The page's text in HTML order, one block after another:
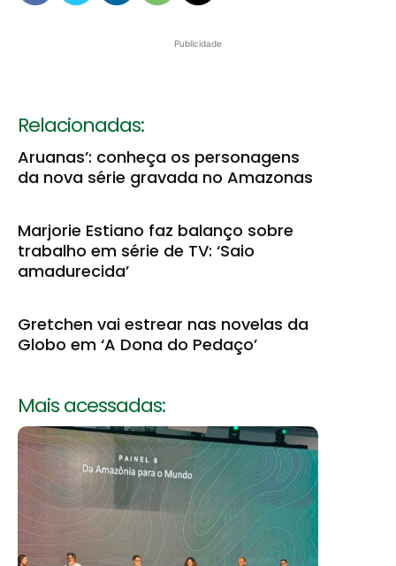
Publicidade
Relacionadas:
Aruanas’: conheça os personagens
da nova série gravada no Amazonas
Marjorie Estiano faz balanço sobre
trabalho em série de TV: ‘Saio
amadurecida’
Gretchen vai estrear nas novelas da
Globo em ‘A Dona do Pedaço’
Mais acessadas: